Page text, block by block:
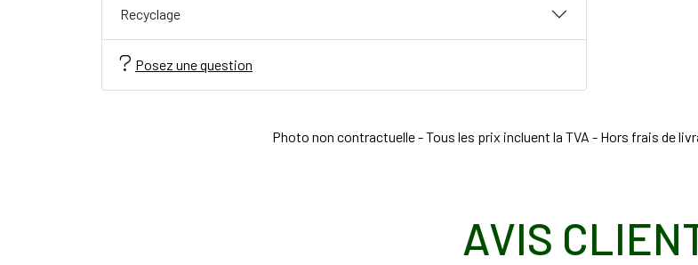
Recyclage
Posez une question
Photo non contractuelle - Tous les prix incluent la TVA - Hors frais de
AVIS